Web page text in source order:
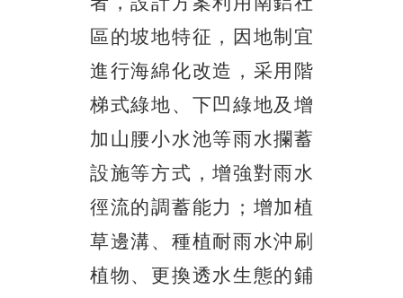
區的坡地特征，因地制宜
進行海綿化改造，采用階
梯式綠地、下凹綠地及增
加山腰小水池等雨水攔蓄
設施等方式，增強對雨水
徑流的調蓄能力；增加植
草邊溝、種植耐雨水沖刷
植物、更換透水生態的鋪